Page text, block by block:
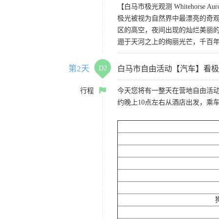
【白马市极光观测 Whitehorse
极光被视为自然界中最漂亮的奇
区的高空，夜间出现的灿烂美丽
逦于天河之上的绚丽光芒，千百
第2天 D2 白马市自由活动【汽车】看
行程
今天您将有一整天在营地自由活
约晚上10点左右从酒店出发，乘